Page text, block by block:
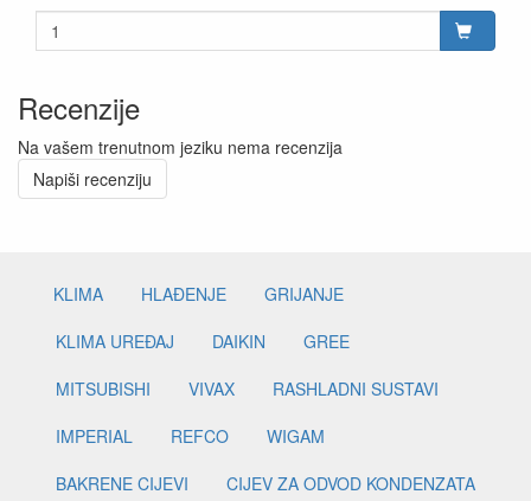
Recenzije
Na vašem trenutnom jeziku nema recenzija
Napiši recenziju
KLIMA HLAĐENJE
GRIJANJE
KLIMA UREĐAJ
DAIKIN
GREE
MITSUBISHI
VIVAX
RASHLADNI SUSTAVI
IMPERIAL
REFCO
WIGAM
BAKRENE CIJEVI
CIJEV ZA ODVOD KONDENZATA